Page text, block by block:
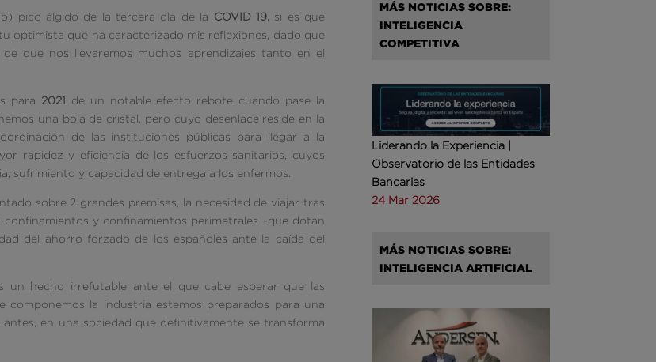
pico álgido de la tercera ola de la COVID 19,
si es que
optimista que ha caracterizado mis reflexiones, dado que
que nos llevaremos muchos aprendizajes tanto en el
para 2021 de un notable efecto rebote cuando pase la
una bola de cristal, pero cuyo desenlace reside en la
de las instituciones públicas para llegar a la
rapidez y eficiencia de los esfuerzos sanitarios, cuyos
sufrimiento y capacidad de entrega a los enfermos.
sobre 2 grandes premisas, la necesidad de viajar tras
y confinamientos perimetrales -que dotan
del ahorro forzado de los españoles ante la caída del
un hecho irrefutable ante el que cabe esperar que las
componemos la industria estemos preparados para una
en una sociedad que definitivamente se transforma
MÁS NOTICIAS SOBRE:
INTELIGENCIA
COMPETITIVA
Liderando la Experiencia |
Observatorio de las Entidades
Bancarias
24 Mar 2026
MÁS NOTICIAS SOBRE:
INTELIGENCIA ARTIFICIAL